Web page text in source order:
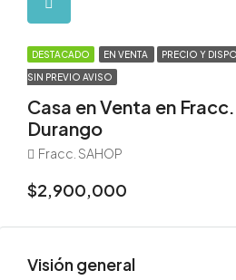
DESTACADO EN VENTA PRECIO Y
SIN PREVIO AVISO
Casa en Venta en
Durango
Fracc. SAHOP
$2,900,000
Visión general